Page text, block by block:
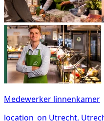
Medewerker linnenkamer
location_on Utrecht,